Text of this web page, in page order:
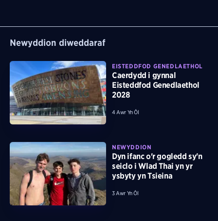
Newyddion diweddaraf
EISTEDDFOD GENEDLAETHOL
Caerdydd i gynnal
Eisteddfod Genedlaethol
2028
4 Awr Yn Ôl
NEWYDDION
Dyn ifanc o'r gogledd sy'n
seiclo i Wlad Thai yn yr
ysbyty yn Tsieina
3 Awr Yn Ôl